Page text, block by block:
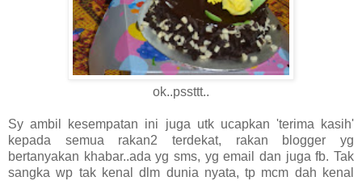
ok..pssttt..
Sy ambil kesempatan ini juga utk ucapkan 'terima kasih'
kepada semua rakan2 terdekat, rakan blogger yg
bertanyakan khabar..ada yg sms, yg email dan juga fb. Tak
sangka wp tak kenal dlm dunia nyata, tp mcm dah kenal